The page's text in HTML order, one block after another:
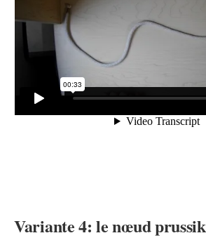
Variante 4: le nœud